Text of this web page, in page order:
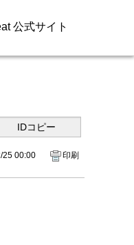
公式サイト
25 00:00 印刷